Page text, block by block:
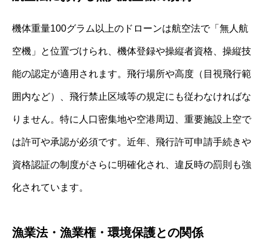
機体重量100グラム以上のドローンは航空法で「無人航
空機」と位置づけられ、機体登録や操縦者資格、操縦技
能の認定が適用されます。飛行場所や高度（目視飛行範
囲内など）、飛行禁止区域等の規定にも従わなければな
りません。特に人口密集地や空港周辺、重要施設上空で
は許可や承認が必須です。近年、飛行許可申請手続きや
資格認証の制度がさらに明確化され、違反時の罰則も強
化されています。
漁業法・漁業権・環境保護との関係